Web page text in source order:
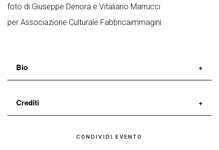
foto di Giuseppe Denora e Vitaliano Marrucci
per Associazione Culturale Fabbricaimmagini
Bio
Delfina Stella
nell’ambito della pedagogia delle arti e dell’ecologia.
coreografia, laricerca sul movimento
Crediti
di e conDelfina Stella
CONDIVIDI EVENTO